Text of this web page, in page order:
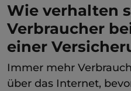
Wie verhalten
Verbraucher
einer
Immer mehr
über das Internet,